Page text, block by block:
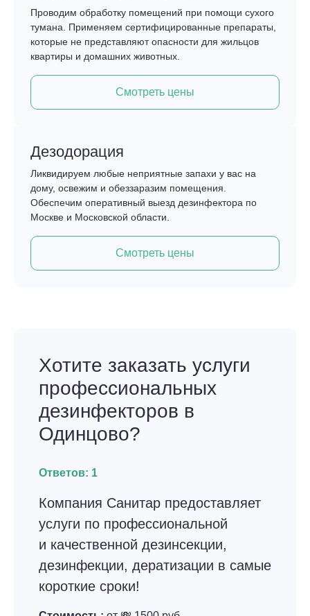
Проводим обработку помещений при помощи сухого
тумана. Применяем сертифицированные препараты,
которые не представляют опасности для жильцов
квартиры и домашних животных.
Смотреть цены
Дезодорация
Ликвидируем любые неприятные запахи у вас на
дому, освежим и обеззаразим помещения.
Обеспечим оперативный выезд дезинфектора по
Москве и Московской области.
Смотреть цены
Хотите заказать услуги
профессиональных
дезинфекторов в
Одинцово?
Ответов: 1
Компания Санитар предоставляет
услуги по профессиональной
и качественной дезинсекции,
дезинфекции, дератизации в самые
короткие сроки!